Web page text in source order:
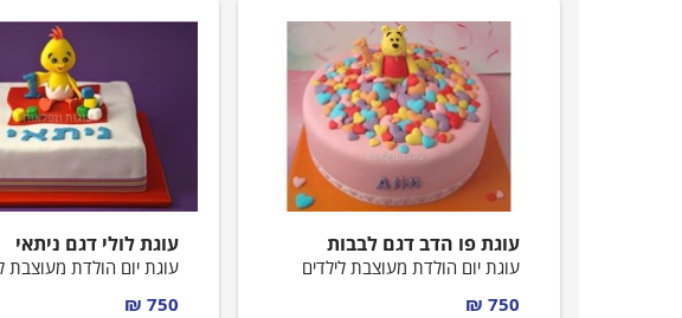
עוגת פו הדב דגם לבבות
עוגת יום הולדת מעוצבת לילדים
750 ₪
עוגת לולי דגם ניתאי
עוגת יום הולדת מעוצבת
750 ₪